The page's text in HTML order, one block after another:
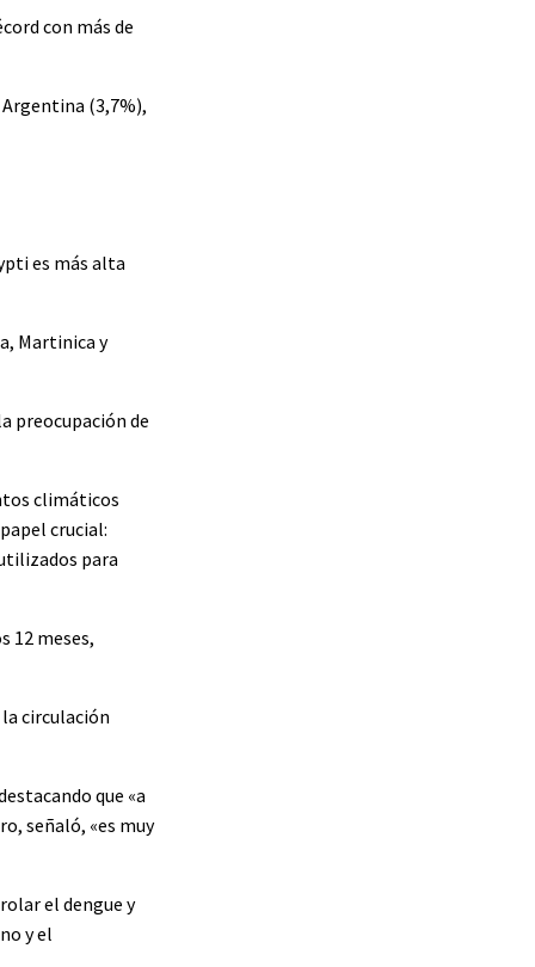
con más de
(3,7%),
es más alta
Martinica y
preocupación de
climáticos
crucial:
para
12 meses,
circulación
que «a
señaló, «es muy
el dengue y
y el